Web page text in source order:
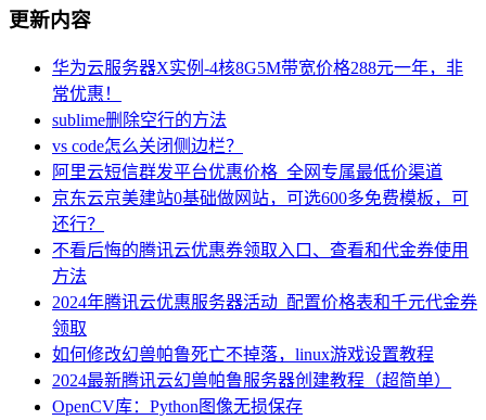
更新内容
华为云服务器X实例-4核8G5M带宽价格288元一年，非
常优惠！
sublime删除空行的方法
vs code怎么关闭侧边栏？
阿里云短信群发平台优惠价格_全网专属最低价渠道
京东云京美建站0基础做网站，可选600多免费模板，可
还行？
不看后悔的腾讯云优惠券领取入口、查看和代金券使用
方法
2024年腾讯云优惠服务器活动_配置价格表和千元代金券
领取
如何修改幻兽帕鲁死亡不掉落，linux游戏设置教程
2024最新腾讯云幻兽帕鲁服务器创建教程（超简单）
OpenCV库：Python图像无损保存